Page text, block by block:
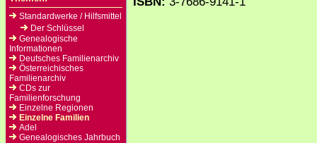
Standardwerke / Hilfsmittel
Der Schlüssel
Genealogische
Informationen
Deutsches Familienarchiv
Österreichisches
Familienarchiv
CDs zur
Familienforschung
Einzelne Regionen
Einzelne Familien
Adel
Genealogisches Jahrbuch